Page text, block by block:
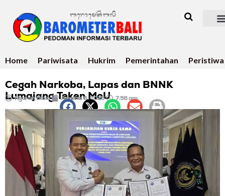
Home Pariwisata Hukrim Pemerintahan Peristiwa
Cegah Narkoba, Lapas dan BNNK
Lumajang Teken MoU
Ngurah Dibia Agustus 6, 2025 7:56 am